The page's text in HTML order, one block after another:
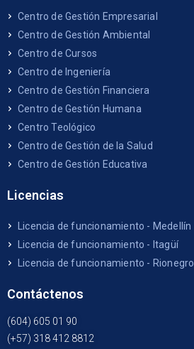
Centro de Gestión Empresarial
Centro de Gestión Ambiental
Centro de Cursos
Centro de Ingeniería
Centro de Gestión Financiera
Centro de Gestión Humana
Centro Teológico
Centro de Gestión de la Salud
Centro de Gestión Educativa
Licencias
Licencia de funcionamiento - Medellín
Licencia de funcionamiento - Itagüí
Licencia de funcionamiento - Rionegro
Contáctenos
(604) 605 01 90
(+57) 318 412 8812